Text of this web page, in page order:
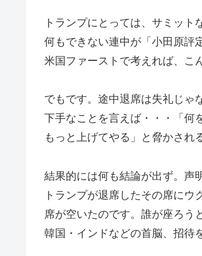
トランプにとっては、サミット
何もできない連中が「小田原評
米国ファーストで考えれば、こ
でもです。途中退席は失礼じゃ
下手なことを言えば・・・「何
もっと上げてやる」と脅かされ
結果的には何も結論が出ず。声
トランプが退席したその席にウ
席が空いたのです。誰が座ろう
韓国・インドなどの首脳、招待